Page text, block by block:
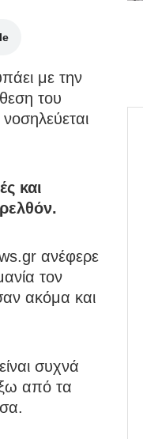
με την
του
και
ανέφερε
τον
ακόμα και
συχνά
από τα